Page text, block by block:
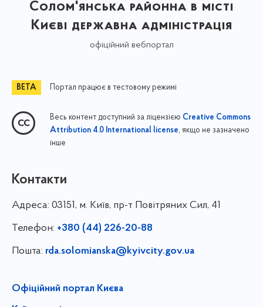
Солом'янська районна в місті
Києві державна адміністрація
офіційний вебпортал
Портал працює в тестовому режимі
Весь контент доступний за ліцензією Creative Commons
Attribution 4.0 International license, якщо не зазначено
інше
Контакти
Адреса: 03151, м. Київ, пр-т Повітряних Сил, 41
Телефон: +380 (44) 226-20-88
Пошта: rda.solomianska@kyivcity.gov.ua
Офіційний портал Києва